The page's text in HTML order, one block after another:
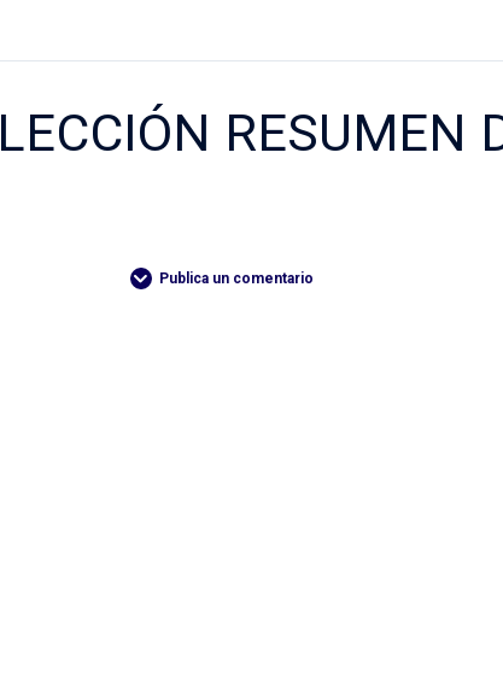
LECCIÓN RESUMEN
Publica un comentario